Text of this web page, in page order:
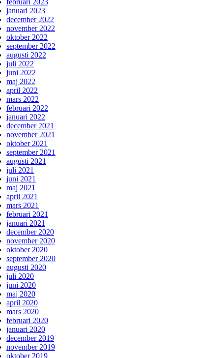
februari 2023
januari 2023
december 2022
november 2022
oktober 2022
september 2022
augusti 2022
juli 2022
juni 2022
maj 2022
april 2022
mars 2022
februari 2022
januari 2022
december 2021
november 2021
oktober 2021
september 2021
augusti 2021
juli 2021
juni 2021
maj 2021
april 2021
mars 2021
februari 2021
januari 2021
december 2020
november 2020
oktober 2020
september 2020
augusti 2020
juli 2020
juni 2020
maj 2020
april 2020
mars 2020
februari 2020
januari 2020
december 2019
november 2019
oktober 2019